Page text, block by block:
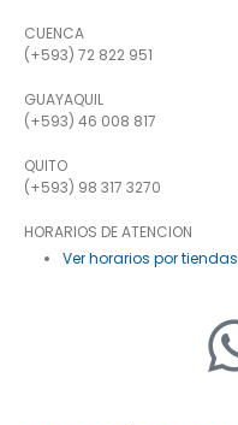
CUENCA
(+593) 72 822 951
GUAYAQUIL
(+593) 46 008 817
QUITO
(+593) 98 317 3270
HORARIOS DE ATENCION
Ver horarios por tiendas